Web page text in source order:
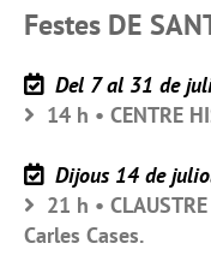
Festes DE
Del 7 al 31 de
14 h • CENTRE
Dijous 14 de
21 h •
Carles Cases.